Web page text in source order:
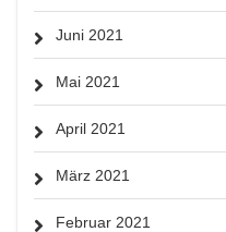
Juni 2021
Mai 2021
April 2021
März 2021
Februar 2021